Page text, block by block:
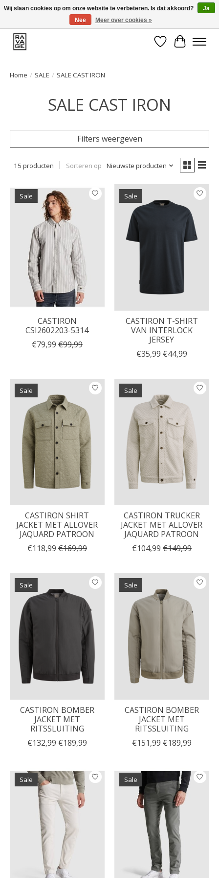
EEN GROOT ASSORTIMENT VAN TOP MERKEN!
Verlanglijst
Home / SALE / SALE CAST IRON
SALE CAST IRON
Filters weergeven
15 producten Sorteren op Nieuwste producten
Sale
CASTIRON
CSI2602203-5314
€79,99 €99,99
Sale
CASTIRON T-SHIRT
VAN INTERLOCK
JERSEY
€35,99 €44,99
Sale
CASTIRON SHIRT
JACKET MET ALLOVER
JAQUARD PATROON
€118,99 €169,99
Sale
CASTIRON TRUCKER
JACKET MET ALLOVER
JAQUARD PATROON
€104,99 €149,99
Sale
CASTIRON BOMBER
JACKET MET
RITSSLUITING
€132,99 €189,99
Sale
CASTIRON BOMBER
JACKET MET
RITSSLUITING
€151,99 €189,99
Sale Sale
Wij slaan cookies op om onze website te verbeteren. Is dat akkoord?
Ja
Nee
Meer over cookies »